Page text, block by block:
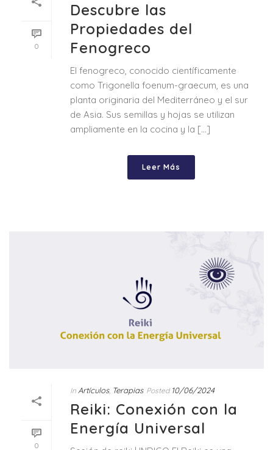
0
Descubre las
Propiedades del
Fenogreco
El fenogreco, conocido científicamente
como Trigonella foenum-graecum, es una
planta originaria del Mediterráneo y el sur
de Asia. Sus semillas y hojas se utilizan
ampliamente en la cocina y la [...]
Leer Más
0
In Artículos, Terapias Posted 10/06/2024
Reiki: Conexión con la
Energía Universal